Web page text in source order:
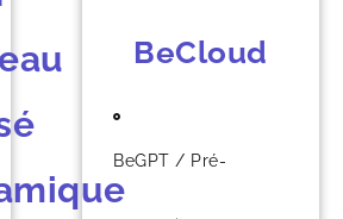
BeCloud
BeGPT / Pré-